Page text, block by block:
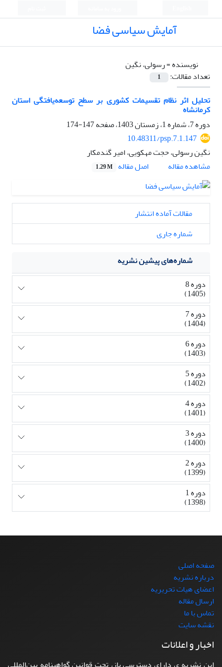
آمایش سیاسی فضا
نویسنده =رسولی، نگین
تعداد مقالات:
1
تحلیل اثر نظام تقسیمات کشوری بر سطح توسعه‌یافتگی استان
کرمانشاه
دوره 7، شماره 1، زمستان 1403، صفحه
147-174
10.48311/psp.7.1.147
نگین رسولی، حجت مهکویی، امیر گندمکار
مشاهده مقاله
اصل مقاله 1.29 M
مقالات آماده انتشار
شماره جاری
شماره‌های پیشین نشریه
دوره 8
(1405)
دوره 7
(1404)
دوره 6
(1403)
دوره 5
(1402)
دوره 4
(1401)
دوره 3
(1400)
دوره 2
(1399)
دوره 1
(1398)
صفحه اصلی
درباره نشریه
اعضای هیات تحریریه
ارسال مقاله
تماس با ما
نقشه سایت
اخبار و اعلانات